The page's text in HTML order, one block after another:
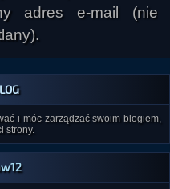
adres e-mail (nie
i móc zarządzać swoim blogiem,
strony.